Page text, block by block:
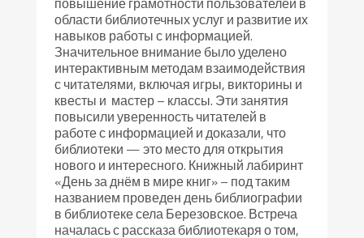
области библиотечных услуг и развитие их
навыков работы с информацией.
Значительное внимание было уделено
интерактивным методам взаимодействия
с читателями, включая игры, викторины и
квесты и мастер – классы. Эти занятия
повысили уверенность читателей в
работе с информацией и доказали, что
библиотеки — это место для открытия
нового и интересного. Книжный лабиринт
«День за днём в мире книг» – под таким
названием проведен день библиографии
в библиотеке села Березовское. Встреча
началась с рассказа библиотекаря о том,